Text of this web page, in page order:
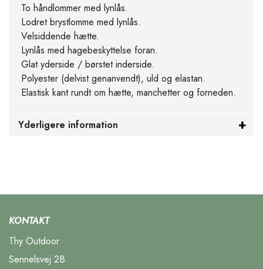
To håndlommer med lynlås.
Lodret brystlomme med lynlås.
Velsiddende hætte.
Lynlås med hagebeskyttelse foran.
Glat yderside / børstet inderside.
Polyester (delvist genanvendt), uld og elastan.
Elastisk kant rundt om hætte, manchetter og forneden.
Yderligere information
KONTAKT
Thy Outdoor
Sennelsvej 2B